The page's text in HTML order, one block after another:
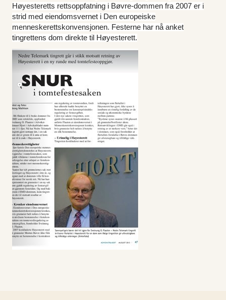
Høyesteretts rettsoppfatning i Bøvre-dommen fra 2007 er i
strid med eiendomsvernet i Den europeiske
menneskerettskonvensjonen. Festerne har nå anket
tingrettens dom direkte til Høyesterett.